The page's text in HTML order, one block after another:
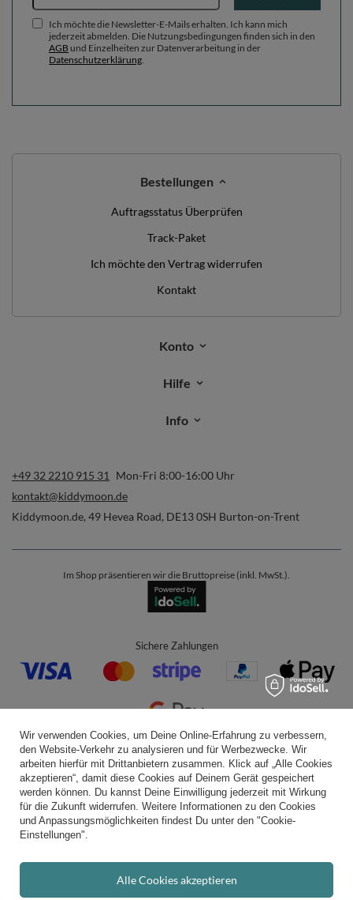
Ich möchte die Newsletter-E-Mails erhalten. Ich kann mich
jederzeit abmelden. Die Nutzungsbedingungen finden sich in den
AGB und Einzelheiten zur Datenverarbeitung in der
Datenschutzerklärung
Bestellungen
Auftragsstatus Überprüfen
Track-Paket
Ich möchte den Vertrag widerrufen
Kontakt
Konto
Hilfe
Info
+49 32 2210 915 31
Mon-Fri 8:00-16:00 Uhr
kontakt@kiddymoon.de
Kiddymoon.de, 49 Hevea Road, DE13 0SH Burton-on-Trent
Im Shop präsentieren wir die Bruttopreise (inkl. MwSt.).
Sichere Zahlungen
Bequeme Lieferung
Du kannst uns vertrauen
Wir verwenden Cookies, um Deine Online-Erfahrung zu verbessern,
den Website-Verkehr zu analysieren und für Werbezwecke. Wir
arbeiten hierfür mit Drittanbietern zusammen. Klick auf „Alle Cookies
akzeptieren“, damit diese Cookies auf Deinem Gerät gespeichert
werden können. Du kannst Deine Einwilligung jederzeit mit Wirkung
für die Zukunft widerrufen. Weitere Informationen zu den Cookies
und Anpassungsmöglichkeiten findest Du unter den "Cookie-
Einstellungen".
Alle Cookies akzeptieren